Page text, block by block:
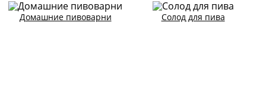
Домашние пивоварни Солод для пива